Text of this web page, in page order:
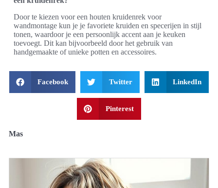
Door te kiezen voor een houten kruidenrek voor
wandmontage kun je je favoriete kruiden en specerijen in stijl
tonen, waardoor je een persoonlijk accent aan je keuken
toevoegt. Dit kan bijvoorbeeld door het gebruik van
handgemaakte of unieke potten en accessoires.
Facebook Twitter LinkedIn
Pinterest
Mas